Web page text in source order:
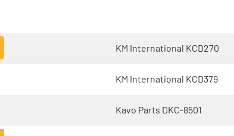
KM International KCD270
KM International KCD379
Kavo Parts DKC-8501